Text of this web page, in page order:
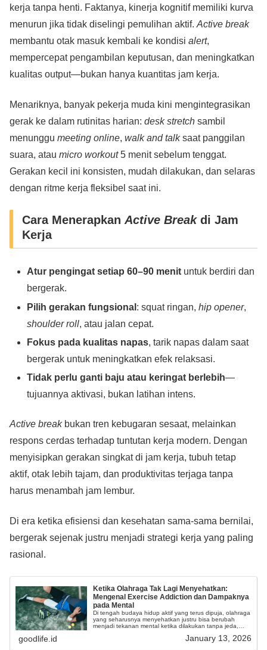
kerja tanpa henti. Faktanya, kinerja kognitif memiliki kurva
menurun jika tidak diselingi pemulihan aktif.Active break
membantu otak masuk kembali ke kondisi alert,
mempercepat pengambilan keputusan, dan meningkatkan
kualitas output—bukan hanya kuantitas jam kerja.
Menariknya, banyak pekerja muda kini mengintegrasikan
gerak ke dalam rutinitas harian: desk stretch sambil
menunggu meeting online, walk and talksaat panggilan
suara, atau micro workout5 menit sebelum tenggat.
Gerakan kecil ini konsisten, mudah dilakukan, dan selaras
dengan ritme kerja fleksibel saat ini.
Cara Menerapkan Active Breakdi Jam
Kerja
Atur pengingat setiap 60–90 menit untuk berdiri dan
bergerak.
Pilih gerakan fungsional : squat ringan,hip opener,
shoulder roll, atau jalan cepat.
Fokus pada kualitas napas, tarik napas dalam saat
bergerak untuk meningkatkan efek relaksasi.
Tidak perlu ganti baju atau keringat berlebih—
tujuannya aktivasi, bukan latihan intens.
Active breakbukan tren kebugaran sesaat, melainkan
respons cerdas terhadap tuntutan kerja modern. Dengan
menyisipkan gerakan singkat di jam kerja, tubuh tetap
aktif, otak lebih tajam, dan produktivitas terjaga tanpa
harus menambah jam lembur.
Di era ketika efisiensi dan kesehatan sama-sama bernilai,
bergerak sejenak justru menjadi strategi kerja yang paling
rasional.
Ketika Olahraga Tak Lagi Menyehatkan:
Mengenal Exercise Addiction dan Dampaknya
pada Mental
Di tengah budaya hidup aktif yang terus dipuja, olahraga
yang seharusnya menyehatkan justru bisa berubah
menjadi tekanan mental ketika dilakukan tanpa jeda,
goodlife.id January 13, 2026